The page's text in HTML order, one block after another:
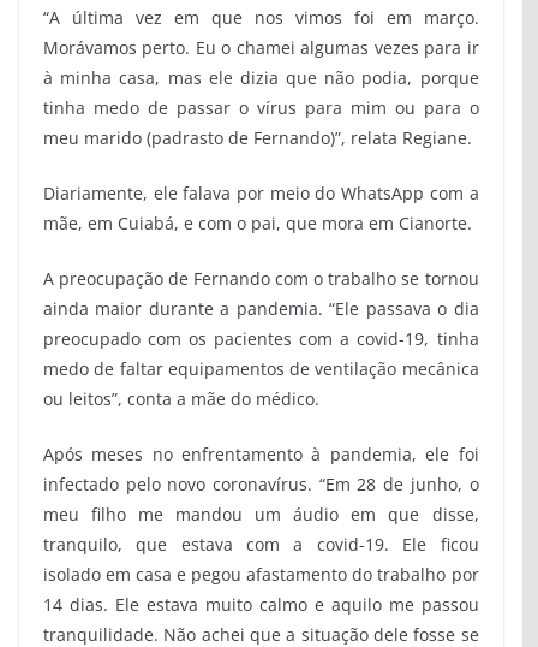
“A última vez em que nos vimos foi em março.
Morávamos perto. Eu o chamei algumas vezes para ir
à minha casa, mas ele dizia que não podia, porque
tinha medo de passar o vírus para mim ou para o
meu marido (padrasto de Fernando)”, relata Regiane.
Diariamente, ele falava por meio do WhatsApp com a
mãe, em Cuiabá, e com o pai, que mora em Cianorte.
A preocupação de Fernando com o trabalho se tornou
ainda maior durante a pandemia. “Ele passava o dia
preocupado com os pacientes com a covid-19, tinha
medo de faltar equipamentos de ventilação mecânica
ou leitos”, conta a mãe do médico.
Após meses no enfrentamento à pandemia, ele foi
infectado pelo novo coronavírus. “Em 28 de junho, o
meu filho me mandou um áudio em que disse,
tranquilo, que estava com a covid-19. Ele ficou
isolado em casa e pegou afastamento do trabalho por
14 dias. Ele estava muito calmo e aquilo me passou
tranquilidade. Não achei que a situação dele fosse se